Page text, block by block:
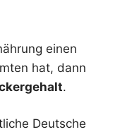
einen
hat, dann
.
Deutsche